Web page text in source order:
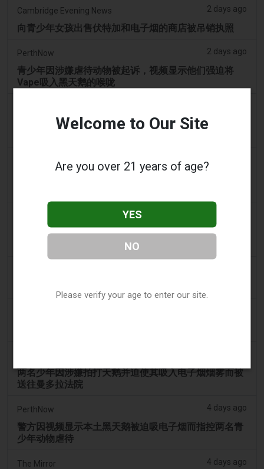
Cambridge Evening News 2 days ago
向青少年女孩出售伏特加和电子烟的商店被吊销执照
PerthNow 2 days ago
青少年因涉嫌虐待动物被起诉，视频显示他们强迫将
Vape吸入黑天鹅的喉咙
中国江苏烟草垄断局和药品监管部门针对伪装成医疗器
Tobacco Reporter 3 days ago
利润高于学生：价值十亿美元的电子烟丑闻正在毒害纳
两名少年因涉嫌拍打天鹅并迫使其吸入电子烟烟雾而被
送往曼多拉法院
PerthNow 4 days ago
警方因视频显示本土黑天鹅被迫吸电子烟而指控两名青
少年动物虐待
The Mirror 4 days ago
Welcome to Our Site
Are you over 21 years of age?
YES
NO
Please verify your age to enter our site.